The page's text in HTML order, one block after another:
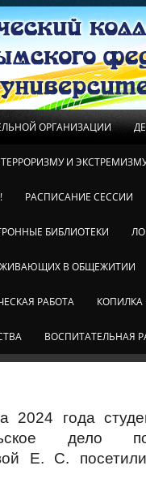
ОРГАНИЗАЦИИ
И
РАСПИСАНИЕ СЕССИИ
БИБЛИОТЕКИ
В ОБЩЕЖИТИИ
РАБОТА КОПИЛКА
ВОСПИТАТЕЛЬНАЯ
2024 года
дело
Е. С.